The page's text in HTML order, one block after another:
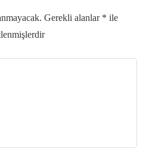
Gerekli alanlar * ile